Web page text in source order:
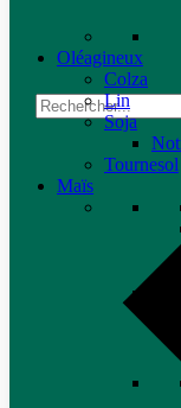
Oléagineux
Colza
Lin
Soja
Tournesol
Maïs